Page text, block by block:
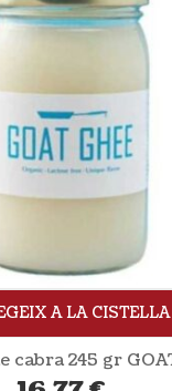
A LA CISTELLA